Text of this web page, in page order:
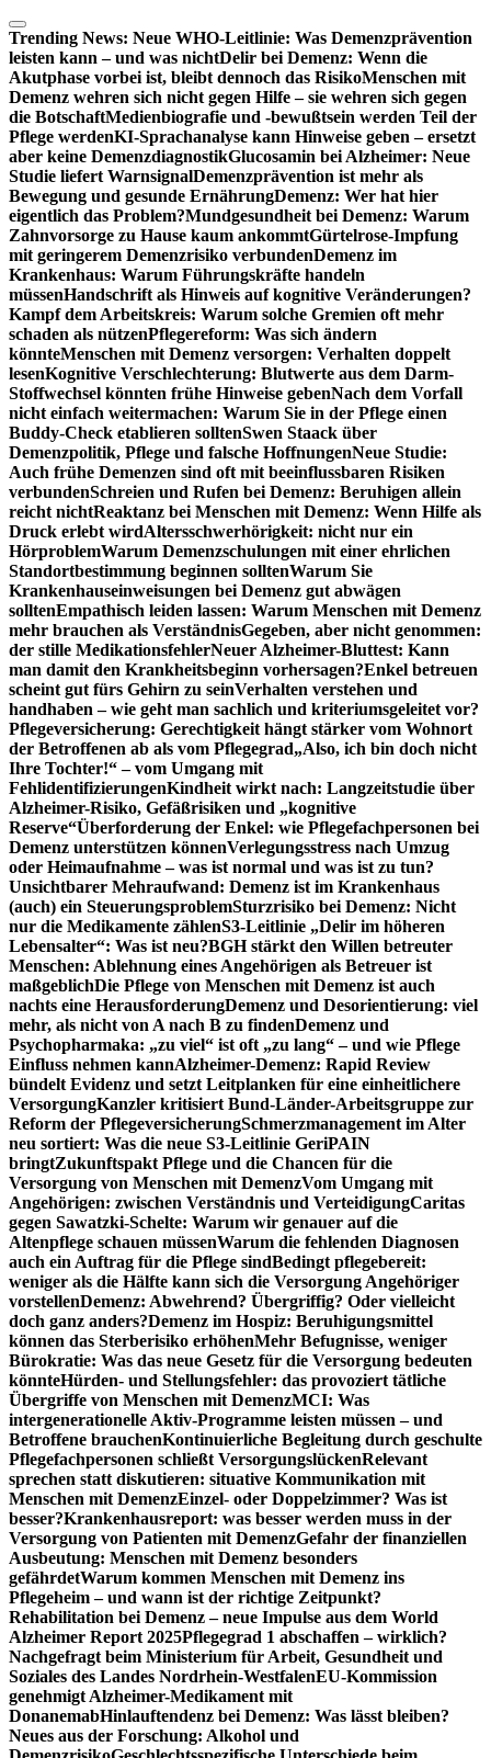
Zum
Inhalt
springen
Trending News: Neue WHO-Leitlinie: Was Demenzprävention
leisten kann – und was nichtDelir bei Demenz: Wenn die
Akutphase vorbei ist, bleibt dennoch das RisikoMenschen mit
Demenz wehren sich nicht gegen Hilfe – sie wehren sich gegen
die BotschaftMedienbiografie und -bewußtsein werden Teil der
Pflege werdenKI-Sprachanalyse kann Hinweise geben – ersetzt
aber keine DemenzdiagnostikGlucosamin bei Alzheimer: Neue
Studie liefert WarnsignalDemenzprävention ist mehr als
Bewegung und gesunde ErnährungDemenz: Wer hat hier
eigentlich das Problem?Mundgesundheit bei Demenz: Warum
Zahnvorsorge zu Hause kaum ankommtGürtelrose-Impfung
mit geringerem Demenzrisiko verbundenDemenz im
Krankenhaus: Warum Führungskräfte handeln
müssenHandschrift als Hinweis auf kognitive Veränderungen?
Kampf dem Arbeitskreis: Warum solche Gremien oft mehr
schaden als nützenPflegereform: Was sich ändern
könnteMenschen mit Demenz versorgen: Verhalten doppelt
lesenKognitive Verschlechterung: Blutwerte aus dem Darm-
Stoffwechsel könnten frühe Hinweise gebenNach dem Vorfall
nicht einfach weitermachen: Warum Sie in der Pflege einen
Buddy-Check etablieren solltenSwen Staack über
Demenzpolitik, Pflege und falsche HoffnungenNeue Studie:
Auch frühe Demenzen sind oft mit beeinflussbaren Risiken
verbundenSchreien und Rufen bei Demenz: Beruhigen allein
reicht nichtReaktanz bei Menschen mit Demenz: Wenn Hilfe als
Druck erlebt wirdAltersschwerhörigkeit: nicht nur ein
HörproblemWarum Demenzschulungen mit einer ehrlichen
Standortbestimmung beginnen solltenWarum Sie
Krankenhauseinweisungen bei Demenz gut abwägen
solltenEmpathisch leiden lassen: Warum Menschen mit Demenz
mehr brauchen als VerständnisGegeben, aber nicht genommen:
der stille MedikationsfehlerNeuer Alzheimer-Bluttest: Kann
man damit den Krankheitsbeginn vorhersagen?Enkel betreuen
scheint gut fürs Gehirn zu seinVerhalten verstehen und
handhaben – wie geht man sachlich und kriteriumsgeleitet vor?
Pflegeversicherung: Gerechtigkeit hängt stärker vom Wohnort
der Betroffenen ab als vom Pflegegrad„Also, ich bin doch nicht
Ihre Tochter!“ – vom Umgang mit
FehlidentifizierungenKindheit wirkt nach: Langzeitstudie über
Alzheimer-Risiko, Gefäßrisiken und „kognitive
Reserve“Überforderung der Enkel: wie Pflegefachpersonen bei
Demenz unterstützen könnenVerlegungsstress nach Umzug
oder Heimaufnahme – was ist normal und was ist zu tun?
Unsichtbarer Mehraufwand: Demenz ist im Krankenhaus
(auch) ein SteuerungsproblemSturzrisiko bei Demenz: Nicht
nur die Medikamente zählenS3-Leitlinie „Delir im höheren
Lebensalter“: Was ist neu?BGH stärkt den Willen betreuter
Menschen: Ablehnung eines Angehörigen als Betreuer ist
maßgeblichDie Pflege von Menschen mit Demenz ist auch
nachts eine HerausforderungDemenz und Desorientierung: viel
mehr, als nicht von A nach B zu findenDemenz und
Psychopharmaka: „zu viel“ ist oft „zu lang“ – und wie Pflege
Einfluss nehmen kannAlzheimer-Demenz: Rapid Review
bündelt Evidenz und setzt Leitplanken für eine einheitlichere
VersorgungKanzler kritisiert Bund-Länder-Arbeitsgruppe zur
Reform der PflegeversicherungSchmerzmanagement im Alter
neu sortiert: Was die neue S3-Leitlinie GeriPAIN
bringtZukunftspakt Pflege und die Chancen für die
Versorgung von Menschen mit DemenzVom Umgang mit
Angehörigen: zwischen Verständnis und VerteidigungCaritas
gegen Sawatzki-Schelte: Warum wir genauer auf die
Altenpflege schauen müssenWarum die fehlenden Diagnosen
auch ein Auftrag für die Pflege sindBedingt pflegebereit:
weniger als die Hälfte kann sich die Versorgung Angehöriger
vorstellenDemenz: Abwehrend? Übergriffig? Oder vielleicht
doch ganz anders?Demenz im Hospiz: Beruhigungsmittel
können das Sterberisiko erhöhenMehr Befugnisse, weniger
Bürokratie: Was das neue Gesetz für die Versorgung bedeuten
könnteHürden- und Stellungsfehler: das provoziert tätliche
Übergriffe von Menschen mit DemenzMCI: Was
intergenerationelle Aktiv-Programme leisten müssen – und
Betroffene brauchenKontinuierliche Begleitung durch geschulte
Pflegefachpersonen schließt VersorgungslückenRelevant
sprechen statt diskutieren: situative Kommunikation mit
Menschen mit DemenzEinzel- oder Doppelzimmer? Was ist
besser?Krankenhausreport: was besser werden muss in der
Versorgung von Patienten mit DemenzGefahr der finanziellen
Ausbeutung: Menschen mit Demenz besonders
gefährdetWarum kommen Menschen mit Demenz ins
Pflegeheim – und wann ist der richtige Zeitpunkt?
Rehabilitation bei Demenz – neue Impulse aus dem World
Alzheimer Report 2025Pflegegrad 1 abschaffen – wirklich?
Nachgefragt beim Ministerium für Arbeit, Gesundheit und
Soziales des Landes Nordrhein-WestfalenEU-Kommission
genehmigt Alzheimer-Medikament mit
DonanemabHinlauftendenz bei Demenz: Was lässt bleiben?
Neues aus der Forschung: Alkohol und